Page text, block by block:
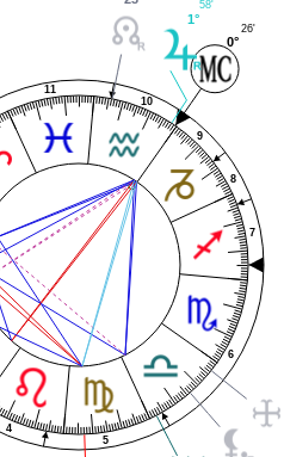
4
5
6
7
8
9
10
11
0°
26'
1°
58'